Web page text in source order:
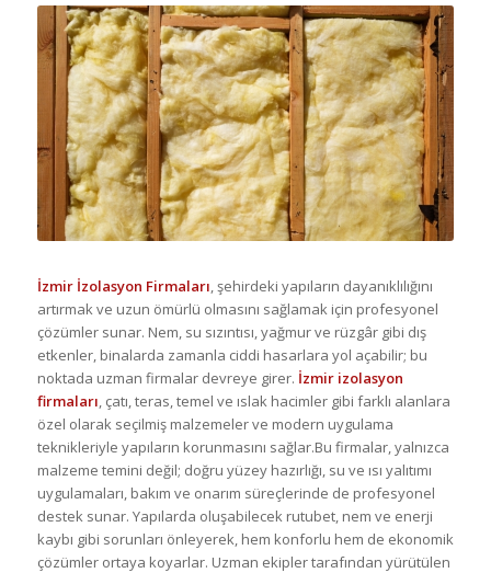
İzmir İzolasyon Firmaları, şehirdeki yapıların dayanıklılığını
artırmak ve uzun ömürlü olmasını sağlamak için profesyonel
çözümler sunar. Nem, su sızıntısı, yağmur ve rüzgâr gibi dış
etkenler, binalarda zamanla ciddi hasarlara yol açabilir; bu
noktada uzman firmalar devreye girer. İzmir izolasyon
firmaları, çatı, teras, temel ve ıslak hacimler gibi farklı alanlara
özel olarak seçilmiş malzemeler ve modern uygulama
teknikleriyle yapıların korunmasını sağlar.Bu firmalar, yalnızca
malzeme temini değil; doğru yüzey hazırlığı, su ve ısı yalıtımı
uygulamaları, bakım ve onarım süreçlerinde de profesyonel
destek sunar. Yapılarda oluşabilecek rutubet, nem ve enerji
kaybı gibi sorunları önleyerek, hem konforlu hem de ekonomik
çözümler ortaya koyarlar. Uzman ekipler tarafından yürütülen